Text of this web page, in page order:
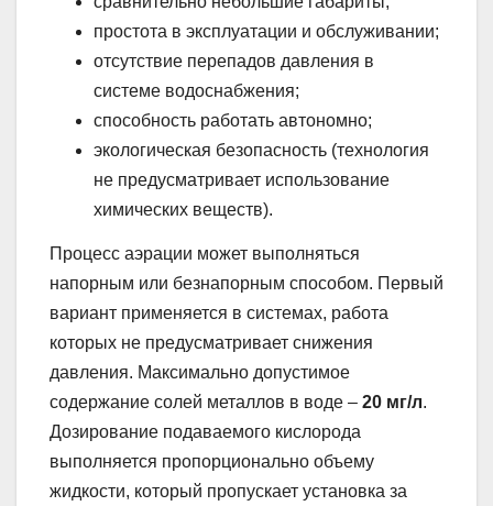
простота в эксплуатации и обслуживании;
отсутствие перепадов давления в
системе водоснабжения;
способность работать автономно;
экологическая безопасность (технология
не предусматривает использование
химических веществ).
Процесс аэрации может выполняться
напорным или безнапорным способом. Первый
вариант применяется в системах, работа
которых не предусматривает снижения
давления. Максимально допустимое
содержание солей металлов в воде – 20 мг/л.
Дозирование подаваемого кислорода
выполняется пропорционально объему
жидкости, который пропускает установка за